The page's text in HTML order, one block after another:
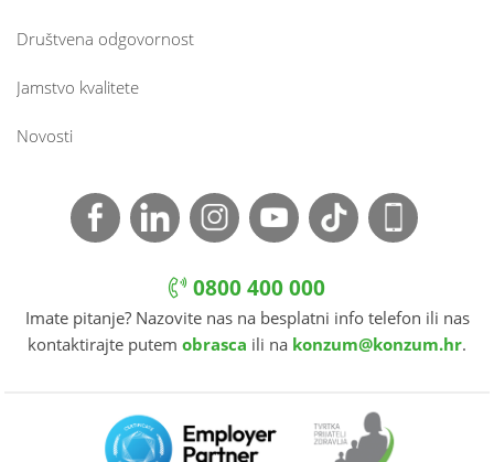
Društvena odgovornost
Jamstvo kvalitete
Novosti
0800 400 000
Imate pitanje? Nazovite nas na besplatni info telefon ili nas
kontaktirajte putem obrasca ili na konzum@konzum.hr.